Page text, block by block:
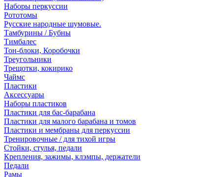
Наборы перкуссии
Рототомы
Русские народные шумовые.
Тамбурины / Бубны
Тимбалес
Тон-блоки, Коробочки
Треугольники
Трещотки, кокирико
Чаймс
Пластики
Аксессуары
Наборы пластиков
Пластики для бас-барабана
Пластики для малого барабана и томов
Пластики и мембраны для перкуссии
Тренировочные / для тихой игры
Стойки, стулья, педали
Крепления, зажимы, клэмпы, держатели
Педали
Рамы